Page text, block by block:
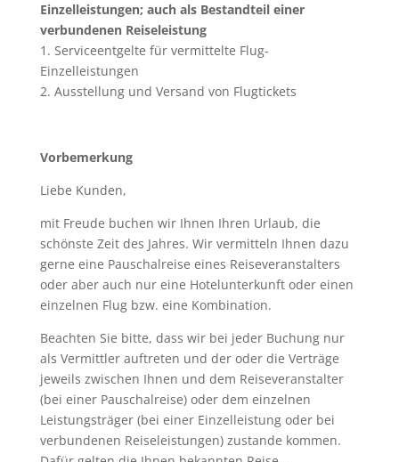
Einzelleistungen; auch als Bestandteil einer
verbundenen Reiseleistung
1. Serviceentgelte für vermittelte Flug-
Einzelleistungen
2. Ausstellung und Versand von Flugtickets
Vorbemerkung
Liebe Kunden,
mit Freude buchen wir Ihnen Ihren Urlaub, die
schönste Zeit des Jahres. Wir vermitteln Ihnen dazu
gerne eine Pauschalreise eines Reiseveranstalters
oder aber auch nur eine Hotelunterkunft oder einen
einzelnen Flug bzw. eine Kombination.
Beachten Sie bitte, dass wir bei jeder Buchung nur
als Vermittler auftreten und der oder die Verträge
jeweils zwischen Ihnen und dem Reiseveranstalter
(bei einer Pauschalreise) oder dem einzelnen
Leistungsträger (bei einer Einzelleistung oder bei
verbundenen Reiseleistungen) zustande kommen.